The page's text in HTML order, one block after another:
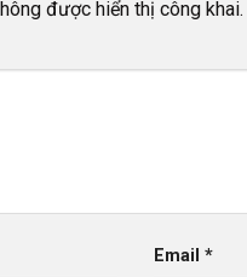
được hiển thị công khai.
Email*